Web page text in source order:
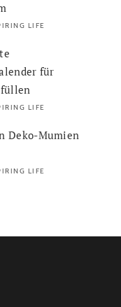
LIFE
für
LIFE
Deko-Mumien
LIFE